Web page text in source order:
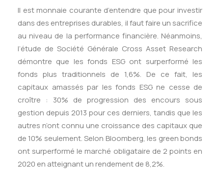
Il est monnaie courante d’entendre que pour investir
dans des entreprises durables, il faut faire un sacrifice
au niveau de la performance financière. Néanmoins,
l’étude de Société Générale Cross Asset Research
démontre que les fonds ESG ont surperformé les
fonds plus traditionnels de 1,6%. De ce fait, les
capitaux amassés par les fonds ESG ne cesse de
croître : 30% de progression des encours sous
gestion depuis 2013 pour ces derniers, tandis que les
autres n’ont connu une croissance des capitaux que
de 10% seulement. Selon Bloomberg, les green bonds
ont surperformé le marché obligataire de 2 points en
2020 en atteignant un rendement de 8,2%.